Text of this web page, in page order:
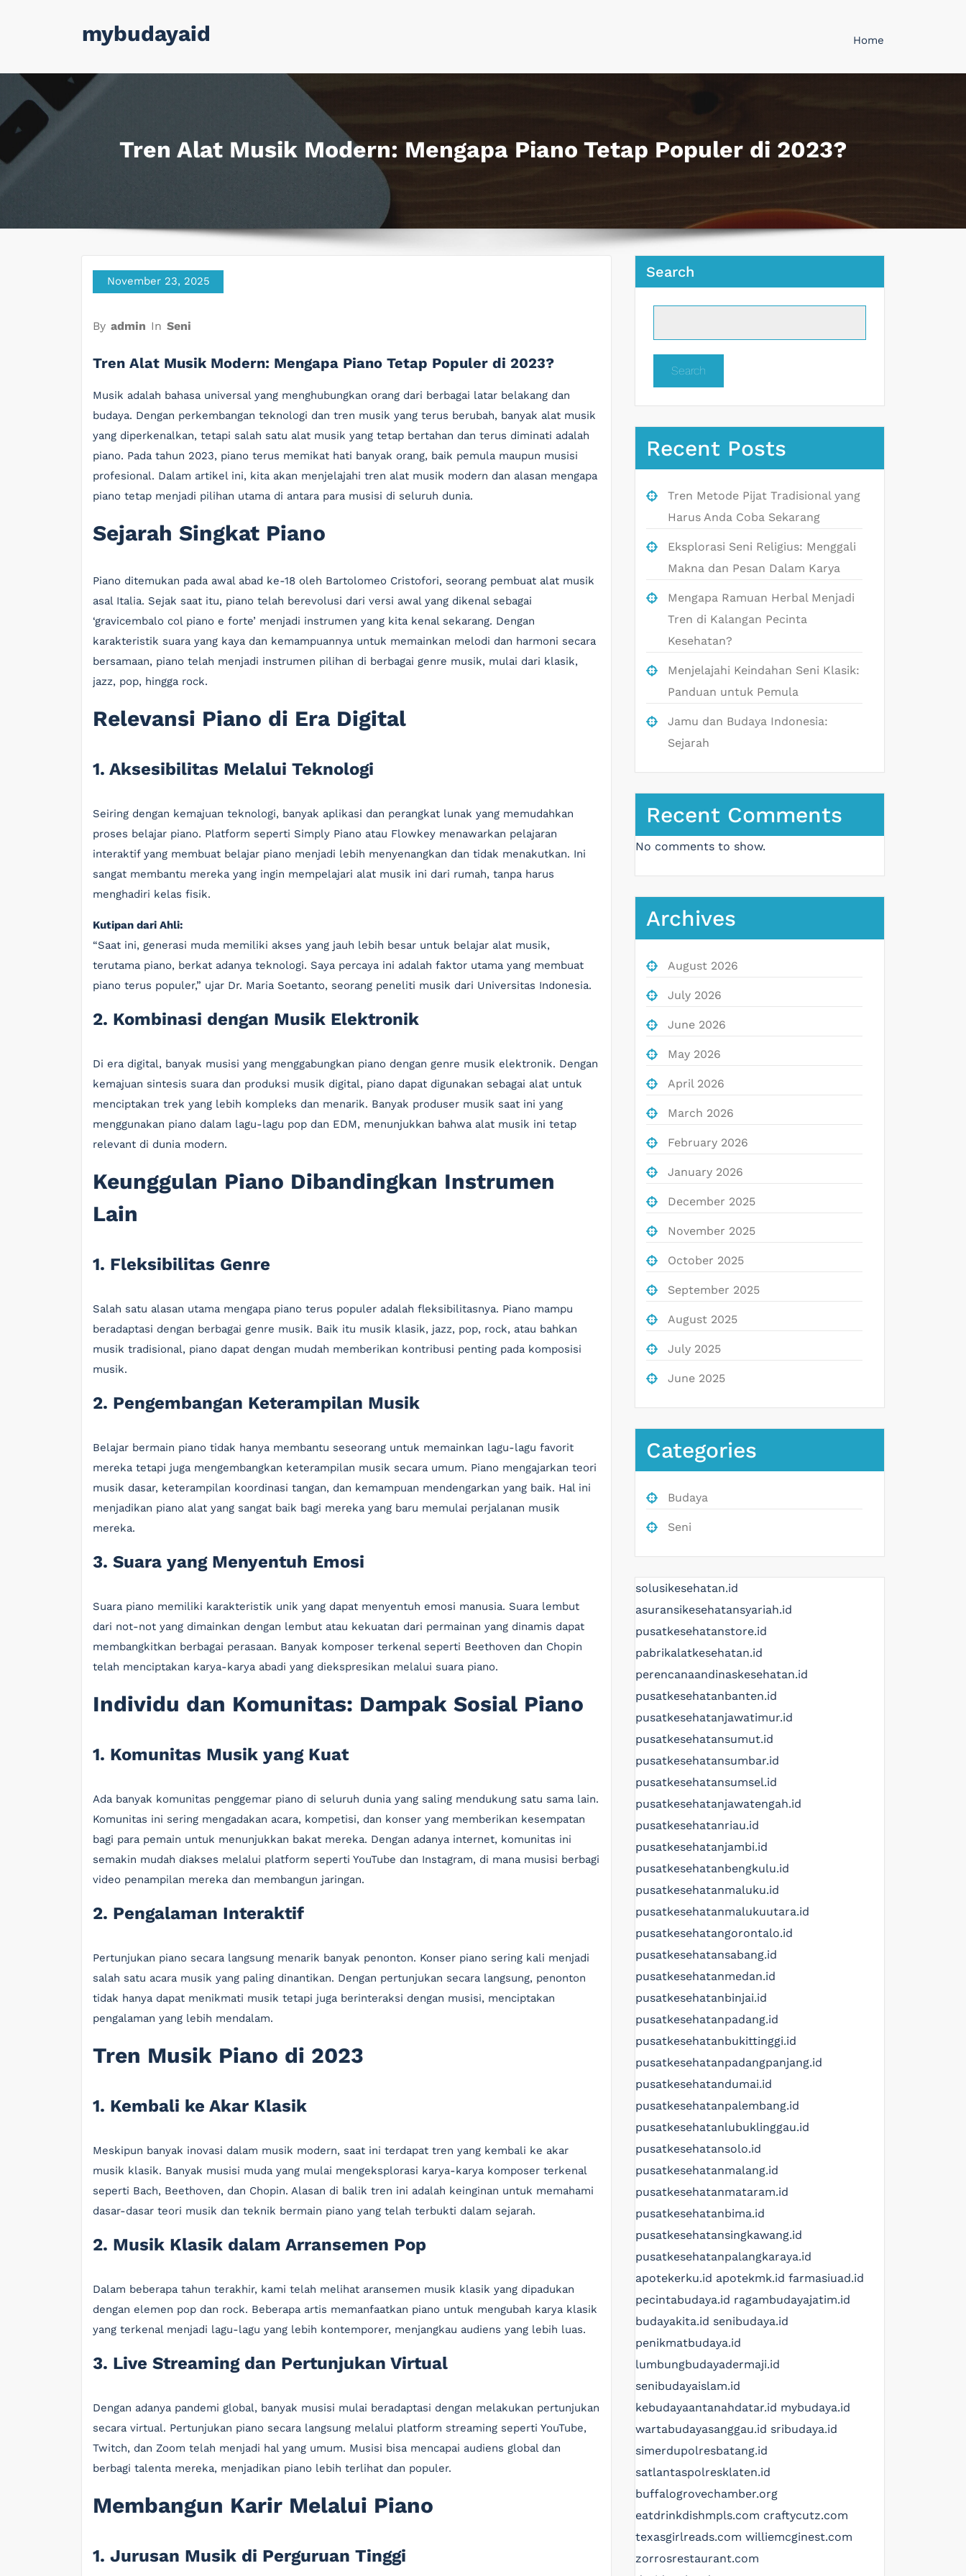
mybudayaid Home
Tren Alat Musik Modern: Mengapa Piano Tetap Populer di 2023?
November 23, 2025
By admin In Seni
Tren Alat Musik Modern: Mengapa Piano Tetap Populer di 2023?
Musik adalah bahasa universal yang menghubungkan orang dari berbagai latar belakang dan
budaya. Dengan perkembangan teknologi dan tren musik yang terus berubah, banyak alat musik
yang diperkenalkan, tetapi salah satu alat musik yang tetap bertahan dan terus diminati adalah
piano. Pada tahun 2023, piano terus memikat hati banyak orang, baik pemula maupun musisi
profesional. Dalam artikel ini, kita akan menjelajahi tren alat musik modern dan alasan mengapa
piano tetap menjadi pilihan utama di antara para musisi di seluruh dunia.
Sejarah Singkat Piano
Piano ditemukan pada awal abad ke-18 oleh Bartolomeo Cristofori, seorang pembuat alat musik
asal Italia. Sejak saat itu, piano telah berevolusi dari versi awal yang dikenal sebagai
‘gravicembalo col piano e forte’ menjadi instrumen yang kita kenal sekarang. Dengan
karakteristik suara yang kaya dan kemampuannya untuk memainkan melodi dan harmoni secara
bersamaan, piano telah menjadi instrumen pilihan di berbagai genre musik, mulai dari klasik,
jazz, pop, hingga rock.
Relevansi Piano di Era Digital
1. Aksesibilitas Melalui Teknologi
Seiring dengan kemajuan teknologi, banyak aplikasi dan perangkat lunak yang memudahkan
proses belajar piano. Platform seperti Simply Piano atau Flowkey menawarkan pelajaran
interaktif yang membuat belajar piano menjadi lebih menyenangkan dan tidak menakutkan. Ini
sangat membantu mereka yang ingin mempelajari alat musik ini dari rumah, tanpa harus
menghadiri kelas fisik.
Kutipan dari Ahli:
“Saat ini, generasi muda memiliki akses yang jauh lebih besar untuk belajar alat musik,
terutama piano, berkat adanya teknologi. Saya percaya ini adalah faktor utama yang membuat
piano terus populer,” ujar Dr. Maria Soetanto, seorang peneliti musik dari Universitas Indonesia.
2. Kombinasi dengan Musik Elektronik
Di era digital, banyak musisi yang menggabungkan piano dengan genre musik elektronik. Dengan
kemajuan sintesis suara dan produksi musik digital, piano dapat digunakan sebagai alat untuk
menciptakan trek yang lebih kompleks dan menarik. Banyak produser musik saat ini yang
menggunakan piano dalam lagu-lagu pop dan EDM, menunjukkan bahwa alat musik ini tetap
relevant di dunia modern.
Keunggulan Piano Dibandingkan Instrumen
Lain
1. Fleksibilitas Genre
Salah satu alasan utama mengapa piano terus populer adalah fleksibilitasnya. Piano mampu
beradaptasi dengan berbagai genre musik. Baik itu musik klasik, jazz, pop, rock, atau bahkan
musik tradisional, piano dapat dengan mudah memberikan kontribusi penting pada komposisi
musik.
2. Pengembangan Keterampilan Musik
Belajar bermain piano tidak hanya membantu seseorang untuk memainkan lagu-lagu favorit
mereka tetapi juga mengembangkan keterampilan musik secara umum. Piano mengajarkan teori
musik dasar, keterampilan koordinasi tangan, dan kemampuan mendengarkan yang baik. Hal ini
menjadikan piano alat yang sangat baik bagi mereka yang baru memulai perjalanan musik
mereka.
3. Suara yang Menyentuh Emosi
Suara piano memiliki karakteristik unik yang dapat menyentuh emosi manusia. Suara lembut
dari not-not yang dimainkan dengan lembut atau kekuatan dari permainan yang dinamis dapat
membangkitkan berbagai perasaan. Banyak komposer terkenal seperti Beethoven dan Chopin
telah menciptakan karya-karya abadi yang diekspresikan melalui suara piano.
Individu dan Komunitas: Dampak Sosial Piano
1. Komunitas Musik yang Kuat
Ada banyak komunitas penggemar piano di seluruh dunia yang saling mendukung satu sama lain.
Komunitas ini sering mengadakan acara, kompetisi, dan konser yang memberikan kesempatan
bagi para pemain untuk menunjukkan bakat mereka. Dengan adanya internet, komunitas ini
semakin mudah diakses melalui platform seperti YouTube dan Instagram, di mana musisi berbagi
video penampilan mereka dan membangun jaringan.
2. Pengalaman Interaktif
Pertunjukan piano secara langsung menarik banyak penonton. Konser piano sering kali menjadi
salah satu acara musik yang paling dinantikan. Dengan pertunjukan secara langsung, penonton
tidak hanya dapat menikmati musik tetapi juga berinteraksi dengan musisi, menciptakan
pengalaman yang lebih mendalam.
Tren Musik Piano di 2023
1. Kembali ke Akar Klasik
Meskipun banyak inovasi dalam musik modern, saat ini terdapat tren yang kembali ke akar
musik klasik. Banyak musisi muda yang mulai mengeksplorasi karya-karya komposer terkenal
seperti Bach, Beethoven, dan Chopin. Alasan di balik tren ini adalah keinginan untuk memahami
dasar-dasar teori musik dan teknik bermain piano yang telah terbukti dalam sejarah.
2. Musik Klasik dalam Arransemen Pop
Dalam beberapa tahun terakhir, kami telah melihat aransemen musik klasik yang dipadukan
dengan elemen pop dan rock. Beberapa artis memanfaatkan piano untuk mengubah karya klasik
yang terkenal menjadi lagu-lagu yang lebih kontemporer, menjangkau audiens yang lebih luas.
3. Live Streaming dan Pertunjukan Virtual
Dengan adanya pandemi global, banyak musisi mulai beradaptasi dengan melakukan pertunjukan
secara virtual. Pertunjukan piano secara langsung melalui platform streaming seperti YouTube,
Twitch, dan Zoom telah menjadi hal yang umum. Musisi bisa mencapai audiens global dan
berbagi talenta mereka, menjadikan piano lebih terlihat dan populer.
Membangun Karir Melalui Piano
1. Jurusan Musik di Perguruan Tinggi
Search
Search
Recent Posts
Tren Metode Pijat Tradisional yang
Harus Anda Coba Sekarang
Eksplorasi Seni Religius: Menggali
Makna dan Pesan Dalam Karya
Mengapa Ramuan Herbal Menjadi
Tren di Kalangan Pecinta
Kesehatan?
Menjelajahi Keindahan Seni Klasik:
Panduan untuk Pemula
Jamu dan Budaya Indonesia:
Sejarah
Recent Comments
No comments to show.
Archives
August 2026
July 2026
June 2026
May 2026
April 2026
March 2026
February 2026
January 2026
December 2025
November 2025
October 2025
September 2025
August 2025
July 2025
June 2025
Categories
Budaya
Seni
solusikesehatan.id
asuransikesehatansyariah.id
pusatkesehatanstore.id
pabrikalatkesehatan.id
perencanaandinaskesehatan.id
pusatkesehatanbanten.id
pusatkesehatanjawatimur.id
pusatkesehatansumut.id
pusatkesehatansumbar.id
pusatkesehatansumsel.id
pusatkesehatanjawatengah.id
pusatkesehatanriau.id
pusatkesehatanjambi.id
pusatkesehatanbengkulu.id
pusatkesehatanmaluku.id
pusatkesehatanmalukuutara.id
pusatkesehatangorontalo.id
pusatkesehatansabang.id
pusatkesehatanmedan.id
pusatkesehatanbinjai.id
pusatkesehatanpadang.id
pusatkesehatanbukittinggi.id
pusatkesehatanpadangpanjang.id
pusatkesehatandumai.id
pusatkesehatanpalembang.id
pusatkesehatanlubuklinggau.id
pusatkesehatansolo.id
pusatkesehatanmalang.id
pusatkesehatanmataram.id
pusatkesehatanbima.id
pusatkesehatansingkawang.id
pusatkesehatanpalangkaraya.id
apotekerku.id apotekmk.id farmasiuad.id
pecintabudaya.id ragambudayajatim.id
budayakita.id senibudaya.id
penikmatbudaya.id
lumbungbudayadermaji.id
senibudayaislam.id
kebudayaantanahdatar.id mybudaya.id
wartabudayasanggau.id sribudaya.id
simerdupolresbatang.id
satlantaspolresklaten.id
buffalogrovechamber.org
eatdrinkdishmpls.com craftycutz.com
texasgirlreads.com williemcginest.com
zorrosrestaurant.com